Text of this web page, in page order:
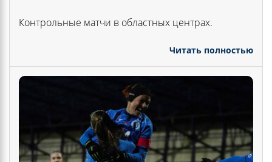
Контрольные матчи в областных центрах.
Читать полностью